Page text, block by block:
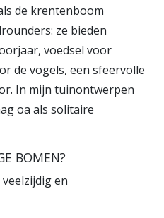
de krentenboom
ze bieden
voedsel voor
de vogels, een sfeervolle
In mijn tuinontwerpen
oa als solitaire
BOMEN?
en